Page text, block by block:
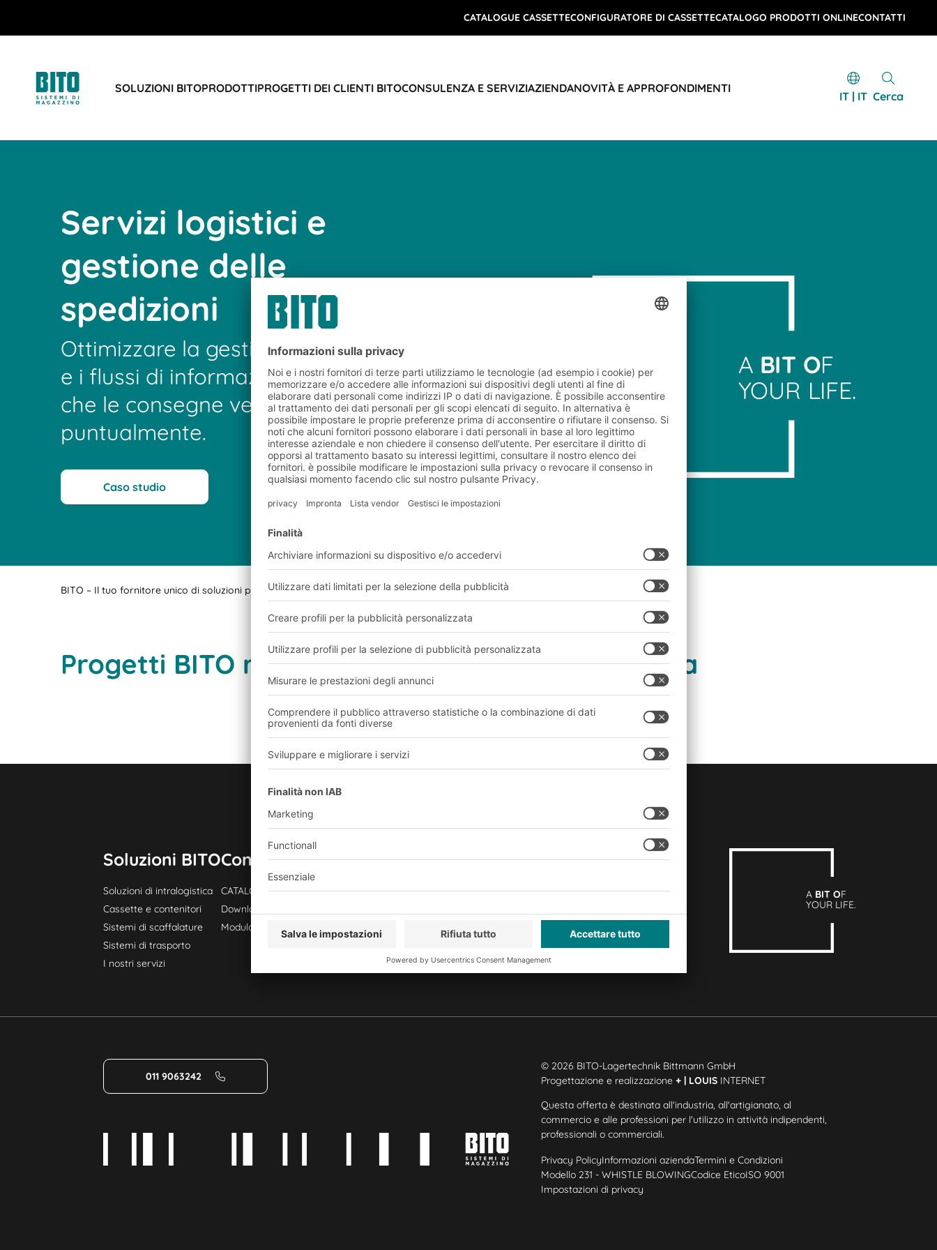
CATALOGUE CASSETTECONFIGURATORE DI CASSETTECATALOGO PRODOTTI ONLINECONTATTI
SOLUZIONI BITOPRODOTTIPROGETTI DEI CLIENTI BITOCONSULENZA E SERVIZIAZIENDANOVITÀ E APPROFONDIMENTI
IT | IT Cerca
A BIT OF
YOUR LIFE.
Servizi logistici e
gestione delle
spedizioni
Ottimizzare la gestione dei materiali
e i flussi di informazioni garantisce
che le consegne vengano effettuate
puntualmente.
Caso studio
BITO – Il tuo fornitore unico di soluzioni per lo stoccaggio e la movimentazione dei materiali. Progetti dei clienti BITO Logistica
Progetti BITO realizzati nel settore della logistica
Soluzioni BITO
Soluzioni di intralogistica
Cassette e contenitori
Sistemi di scaffalature
Sistemi di trasporto
I nostri servizi
Consulenza e servizi
CATALOGO PRODOTTI BITO
Download
Modulo di contatto
Azienda
Chi siamo
Seguici
A BIT OF
YOUR LIFE.
011 9063242
© 2026 BITO-Lagertechnik Bittmann GmbH
Progettazione e realizzazione+ | LOUIS INTERNET
Questa offerta è destinata all'industria, all'artigianato, al
commercio e alle professioni per l'utilizzo in attività indipendenti,
professionali o commerciali.
Privacy PolicyInformazioni aziendaTermini e Condizioni
Modello 231 - WHISTLE BLOWINGCodice EticoISO 9001
Impostazioni di privacy